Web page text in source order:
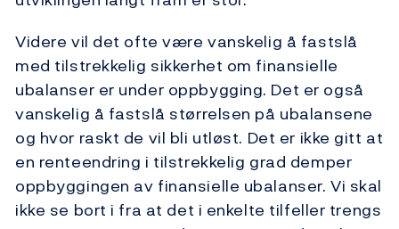
Videre vil det ofte være vanskelig å fastslå
med tilstrekkelig sikkerhet om finansielle
ubalanser er under oppbygging. Det er også
vanskelig å fastslå størrelsen på ubalansene
og hvor raskt de vil bli utløst. Det er ikke gitt at
en renteendring i tilstrekkelig grad demper
oppbyggingen av finansielle ubalanser. Vi skal
ikke se bort i fra at det i enkelte tilfeller trengs